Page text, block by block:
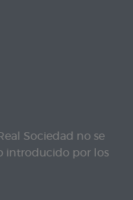
Sociedad no se
introducido por los